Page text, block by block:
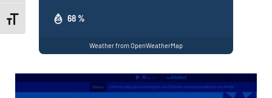
Toggle Font size68 %
Weather from OpenWeatherMap